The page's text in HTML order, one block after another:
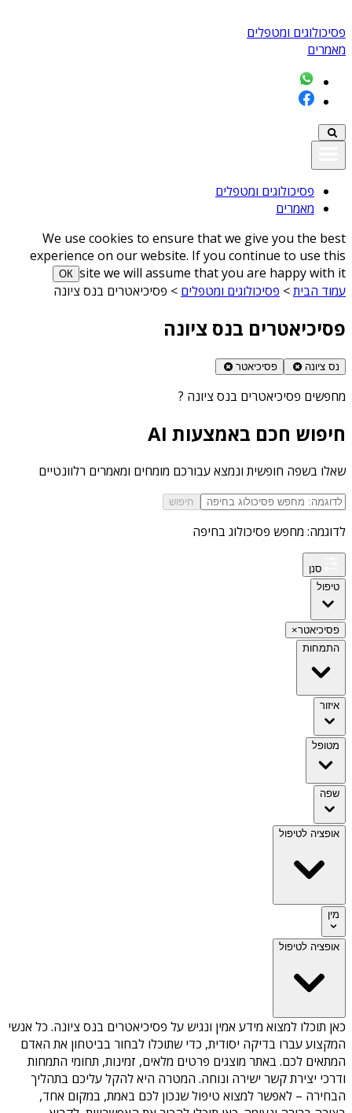
פסיכולוגים ומטפלים
מאמרים
פסיכולוגים ומטפלים
מאמרים
We use cookies to ensure that we give you the best
experience on our website. If you continue to use this
site we will assume that you are happy with it
ОК
עמוד הבית> פסיכולוגים ומטפלים > פסיכיאטרים בנס ציונה
פסיכיאטרים בנס ציונה
נס ציונה פסיכיאטר
מחפשים פסיכיאטרים בנס ציונה ?
חיפוש חכם באמצעות AI
שאלו בשפה חופשית ונמצא עבורכם מומחים ומאמרים רלוונטיים
חיפוש
לדוגמה: מחפש פסיכולוג בחיפה
סנן
טיפול
פסיכיאטר×
התמחות
איזור
מטופל
שפה
אופציה לטיפול
מין
אופציה לטיפול
כאן תוכלו למצוא מידע אמין ונגיש על פסיכיאטרים בנס ציונה. כל אנשי
המקצוע עברו בדיקה יסודית, כדי שתוכלו לבחור בביטחון את האדם
המתאים לכם. באתר מוצגים פרטים מלאים, זמינות, תחומי התמחות
ודרכי יצירת קשר ישירה ונוחה. המטרה היא להקל עליכם בתהליך
הבחירה – לאפשר למצוא טיפול שנכון לכם באמת, במקום אחד,